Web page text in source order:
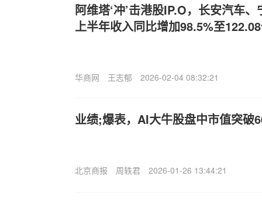
阿维塔‘冲’击港股IP.O，长安汽车
上半年收入同比增加98.5%至
华商网 王志郁 2026-02-04 08:32:21
业绩;爆表，AI大牛股盘中市值突破
北京商报 周轶君 2026-01-26 13:44:21